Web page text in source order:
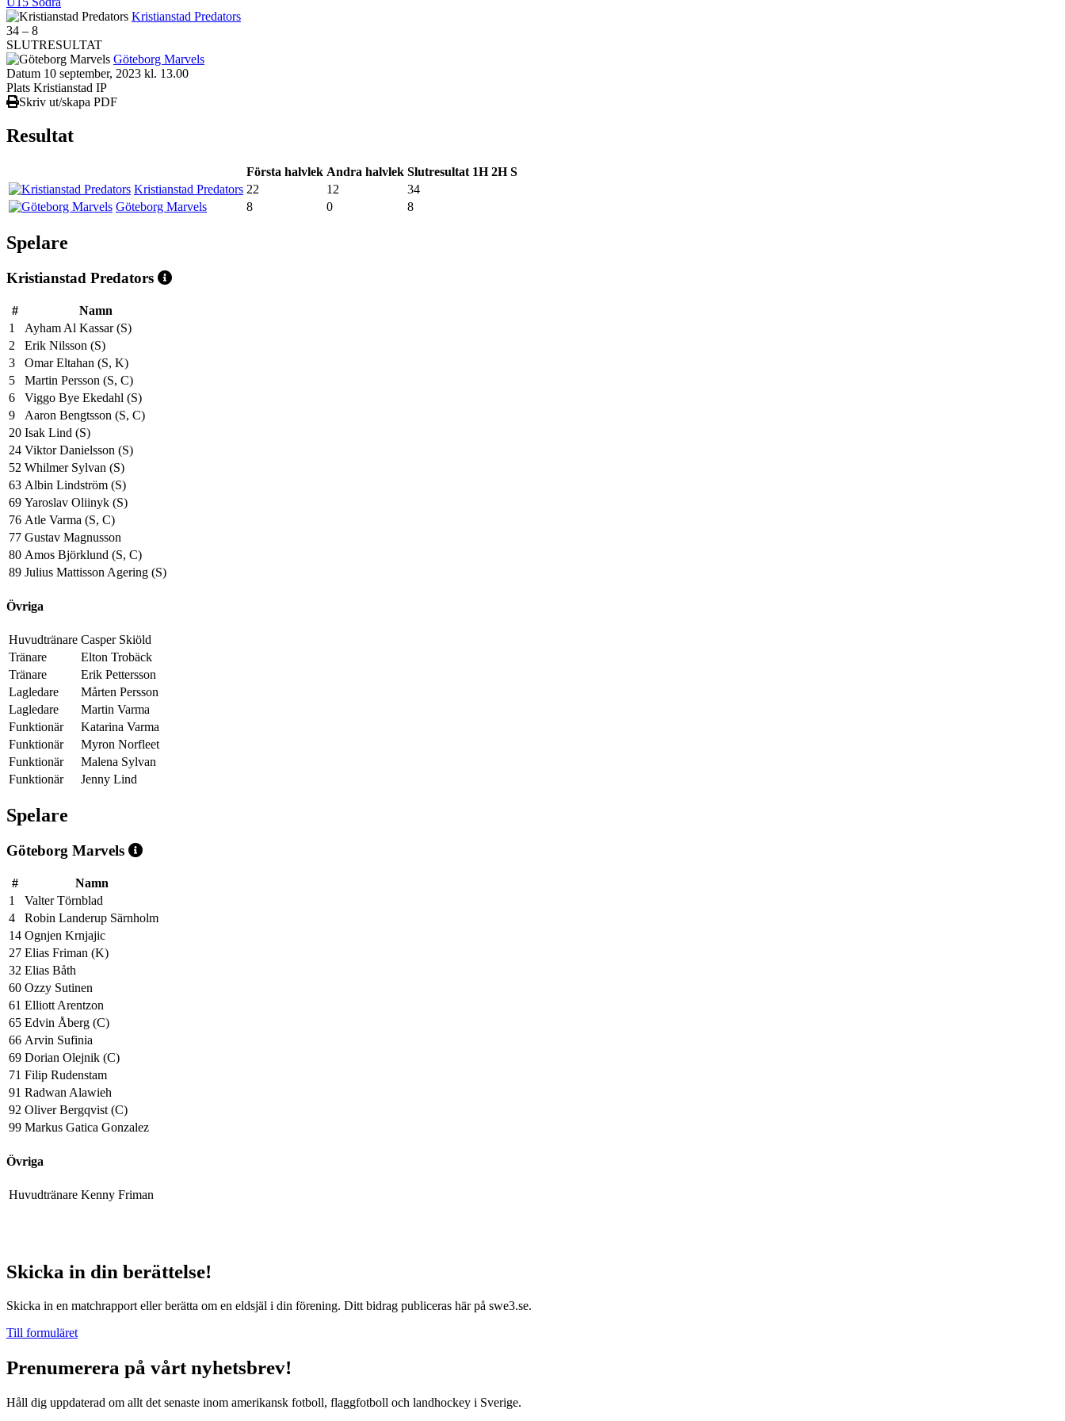
Kristianstad Predators
34 – 8
SLUTRESULTAT
Göteborg Marvels
Datum 10 september, 2023 kl. 13.00
Plats Kristianstad IP
Skriv ut/skapa PDF
Resultat
Första halvlek Andra halvlek Slutresultat 1H 2H S
Kristianstad Predators 22 12
34
Göteborg Marvels
8 0 8
Spelare
Kristianstad Predators
#
Namn
1
Ayham Al Kassar (S)
2
Erik Nilsson (S)
3
Omar Eltahan (S, K)
5
Martin Persson (S, C)
6
Viggo Bye Ekedahl (S)
9
Aaron Bengtsson (S, C)
20 Isak Lind (S)
24 Viktor Danielsson (S)
52 Whilmer Sylvan (S)
63 Albin Lindström (S)
69 Yaroslav Oliinyk (S)
76 Atle Varma (S, C)
77 Gustav Magnusson
80 Amos Björklund (S, C)
89 Julius Mattisson Agering (S)
Övriga
Huvudtränare Casper Skiöld
Tränare
Elton Trobäck
Tränare
Erik Pettersson
Lagledare
Mårten Persson
Lagledare
Martin Varma
Funktionär
Katarina Varma
Funktionär
Myron Norfleet
Funktionär
Malena Sylvan
Funktionär
Jenny Lind
Spelare
Göteborg Marvels
#
Namn
1
Valter Törnblad
4
Robin Landerup Särnholm
14 Ognjen Krnjajic
27 Elias Friman (K)
32 Elias Båth
60 Ozzy Sutinen
61 Elliott Arentzon
65 Edvin Åberg (C)
66 Arvin Sufinia
69 Dorian Olejnik (C)
71 Filip Rudenstam
91 Radwan Alawieh
92 Oliver Bergqvist (C)
99 Markus Gatica Gonzalez
Övriga
Huvudtränare Kenny Friman
Skicka in din berättelse!
Skicka in en matchrapport eller berätta om en eldsjäl i din förening. Ditt bidrag publiceras här på swe3.se.
Till formuläret
Prenumerera på vårt nyhetsbrev!
Håll dig uppdaterad om allt det senaste inom amerikansk fotboll, flaggfotboll och landhockey i Sverige.